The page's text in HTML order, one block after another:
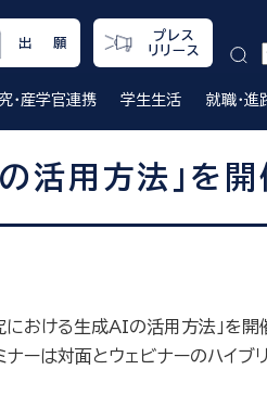
出 願
プレス
リリース
・産学官連携 学生生活 就職・進
用方法」を開
おける生成AIの活用方法」を
は対面とウェビナーのハイブ